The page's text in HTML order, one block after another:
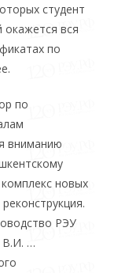
студент
окажется вся
по
по
вниманию
новых
РЭУ
В.И. …